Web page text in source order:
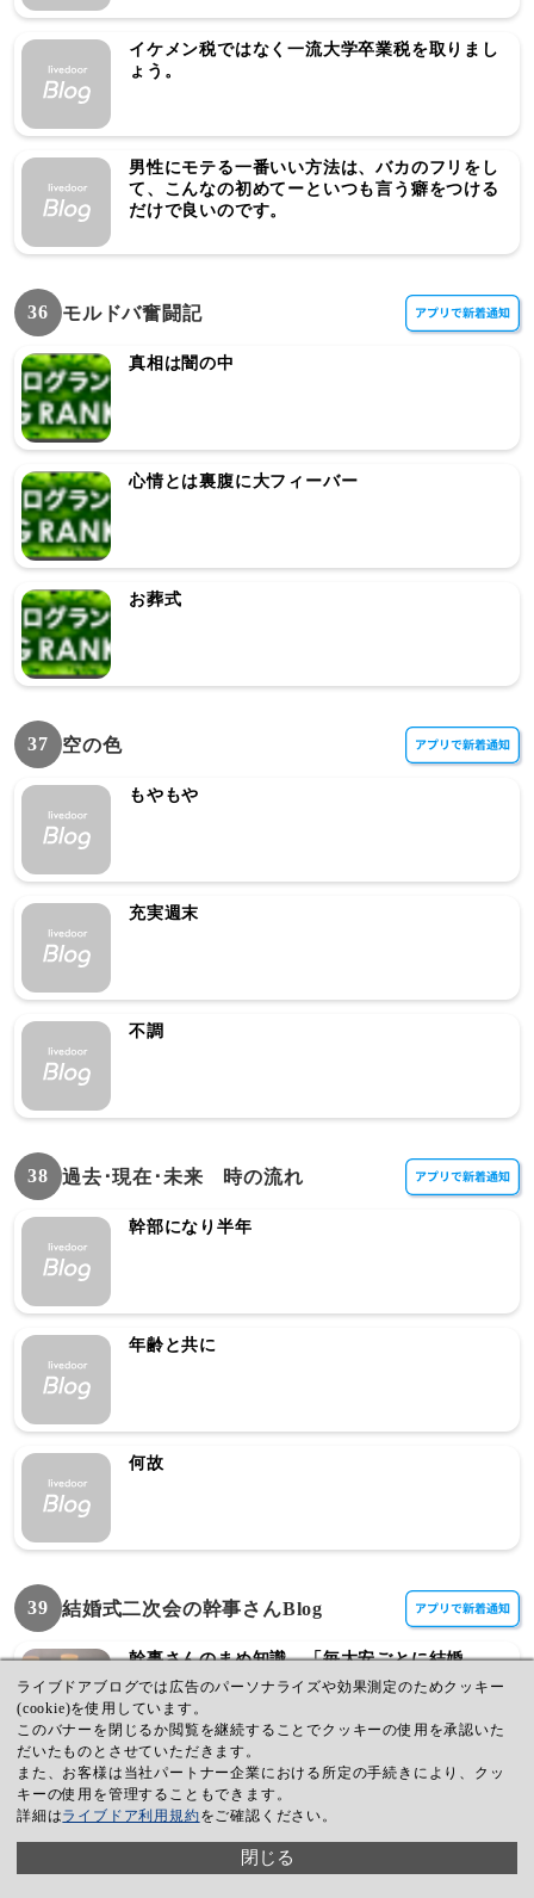
イケメン税ではなく一流大学卒業税を取りまし
ょう。
男性にモテる一番いい方法は、バカのフリをし
て、こんなの初めてーといつも言う癖をつける
だけで良いのです。
36 モルドバ奮闘記
真相は闇の中
心情とは裏腹に大フィーバー
お葬式
37 空の色
もやもや
充実週末
不調
38 過去･現在･未来 時の流れ
幹部になり半年
年齢と共に
何故
39 結婚式二次会の幹事さんBlog
幹事さんのまめ知識 「毎大安ごとに結婚
式？！着ていくものに困る・・」
イベントやビンゴの景品にこれは欲しいっ！
ライブドアブログでは広告のパーソナライズや効果測定のためクッキー
(cookie)を使用しています。
このバナーを閉じるか閲覧を継続することでクッキーの使用を承認いた
だいたものとさせていただきます。
また、お客様は当社パートナー企業における所定の手続きにより、クッ
キーの使用を管理することもできます。
詳細はライブドア利用規約をご確認ください。
閉じる